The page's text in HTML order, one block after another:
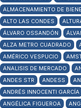
ALMACENAMIENTO DE
ALTO LAS CONDES
ÁLVARO OSSANDÓN
ALZA METRO CUADRADO
AMÉRICO VESPUCIO
ANALISIS DE MERCADO
ANDES STR
ANDESS
ANDRÉS INNOCENTI GARCÍA
ANGÉLICA FIGUEROA